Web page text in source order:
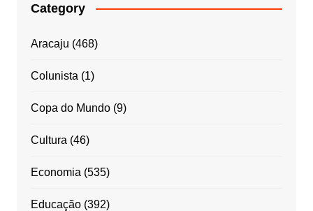
Category
Aracaju (468)
Colunista (1)
Copa do Mundo(9)
Cultura (46)
Economia (535)
Educação(392)